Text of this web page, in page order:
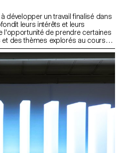
développer un travail finalisé dans
leurs intérêts et leurs
l'opportunité de prendre certaines
des thèmes explorés au cours
un tout nouveau travail qui peut
: un livre, une installation, un